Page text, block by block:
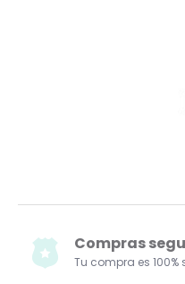
Compras
Tu compra es 100%